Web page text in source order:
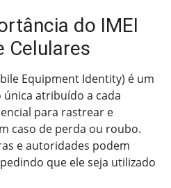
do IMEI
Celulares
Equipment Identity) é um
atribuído a cada
para rastrear e
caso de perda ou roubo.
e autoridades podem
que ele seja utilizado